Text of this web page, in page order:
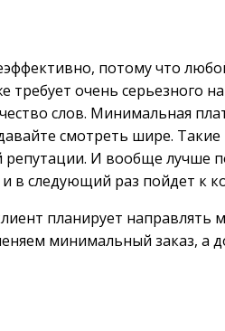
потому что
требует очень серьезного
слов. Минимальная
смотреть шире.
И вообще лучше
и в следующий раз пойдет к
планирует
минимальный заказ, а